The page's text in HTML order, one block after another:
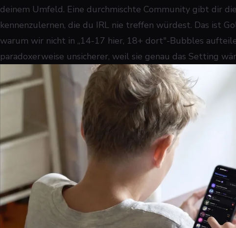
deinem Umfeld. Eine durchmischte Community gibt dir
kennenzulernen, die du IRL nie treffen würdest. Das ist
warum wir nicht in „14-17 hier, 18+ dort"-Bubbles
paradoxerweise unsicherer, weil sie genau das Setting